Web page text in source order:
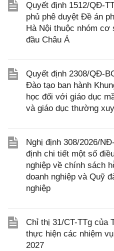
Quyết định 1512/QĐ-
phủ phê duyệt Đề án
Hà Nội thuộc nhóm
đầu Châu Á
Quyết định 2308/QĐ-
Đào tạo ban hành
học đối với giáo dục
và giáo dục thường
Nghị định 308/2026/
định chi tiết một số
nghiệp về chính sách
doanh nghiệp và Quỹ
nghiệp
Chỉ thị 31/CT-TTg của
thực hiện các nhiệm
2027